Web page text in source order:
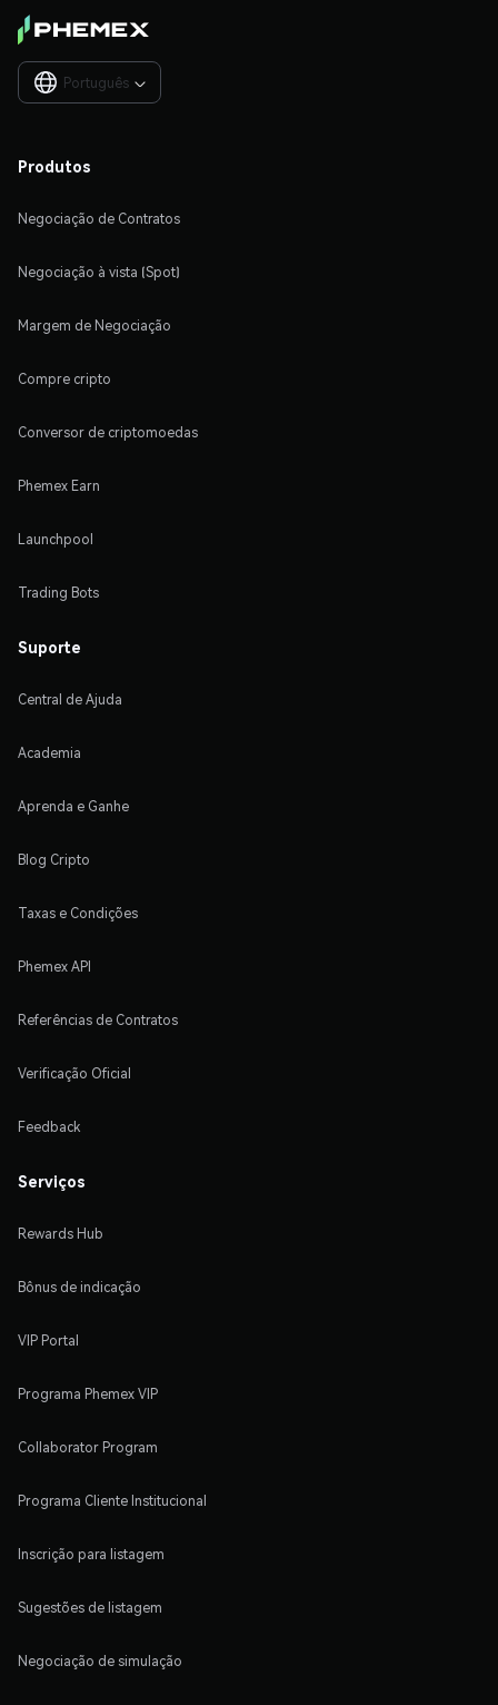
Português 
Produtos
Negociação de Contratos
Negociação à vista (Spot)
Margem de Negociação
Compre cripto
Conversor de criptomoedas
Phemex Earn
Launchpool
Trading Bots
Suporte
Central de Ajuda
Academia
Aprenda e Ganhe
Blog Cripto
Taxas e Condições
Phemex API
Referências de Contratos
Verificação Oficial
Feedback
Serviços
Rewards Hub
Bônus de indicação
VIP Portal
Programa Phemex VIP
Collaborator Program
Programa Cliente Institucional
Inscrição para listagem
Sugestões de listagem
Negociação de simulação